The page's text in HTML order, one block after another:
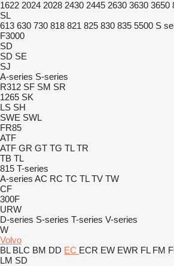
1622 2024 2028 2430 2445 2630 3630 3650
SL
613 630 730 818 821 825 830 835 5500 S
F3000
SD
SD SE
SJ
A-series S-series
R312 SF SM SR
1265 SK
LS SH
SWE SWL
FR85
ATF
ATF GR GT TG TL TR
TB TL
815 T-series
A-series AC RC TC TL TV TW
CF
300F
URW
D-series S-series T-series V-series
W
Volvo
BL BLC BM DD EC ECR EW EWR FL FM
LM SD